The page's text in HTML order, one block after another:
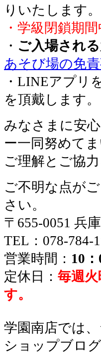
りいたします。
・学級閉鎖期
・ ご入場され
あそび場の免
・LINEアプリ
を頂戴します。
みなさまに安
ー一同努めてま
ご理解とご協
ご不明な点が
さい。
〒655-0051 兵
TEL：078-784-
営業時間： 10
定休日： 毎週
す。
学園南店では
ショップブロ